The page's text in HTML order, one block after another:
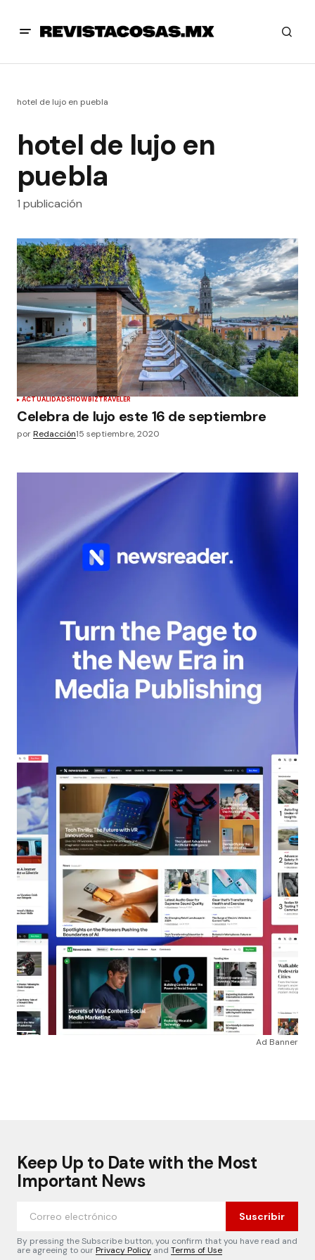
hotel de lujo en puebla
hotel de lujo en
puebla
1 publicación
ACTUALIDADSHOWBIZTRAVELER
Celebra de lujo este 16 de septiembre
porRedacción15 septiembre, 2020
Ad Banner
Keep Up to Date with the Most
Important News
Suscribir
By pressing the Subscribe button, you confirm that you have read and
are agreeing to ourPrivacy Policy and Terms of Use